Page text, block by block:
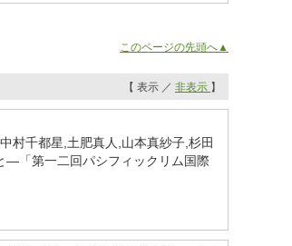
このページの先頭へ▲
【 表示 ／ 非表示 】
村千都星,土肥真人,山本真紗子,杉田
―「第一二回パシフィックリム国際